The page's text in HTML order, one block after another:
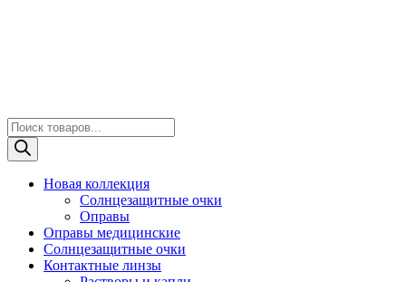
Поиск
товаров
Новая коллекция
Солнцезащитные очки
Оправы
Оправы медицинские
Солнцезащитные очки
Контактные линзы